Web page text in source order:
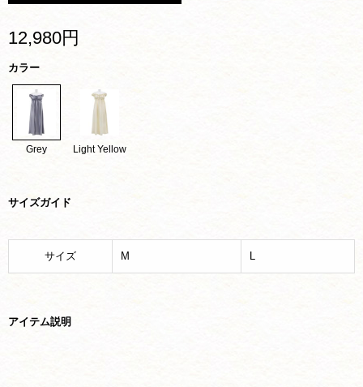
12,980円
カラー
Grey Light Yellow
サイズガイド
サイズ M L
アイテム説明